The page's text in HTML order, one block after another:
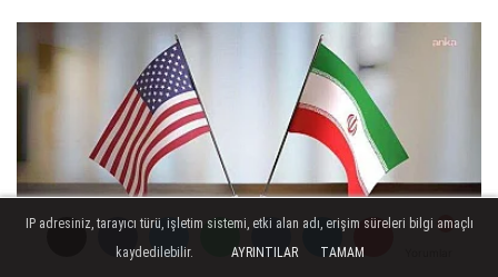
tar...
IP adresiniz, tarayıcı türü, işletim sistemi, etki alan adı, erişim süreleri bilgi amaçlı
kaydedilebilir.
AYRINTILAR TAMAM